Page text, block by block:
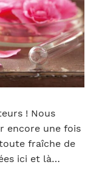
! Nous
encore une fois
fraîche de
ici et là…